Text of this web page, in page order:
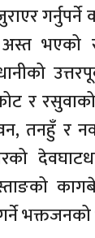
गर्नुपर्ने
भएको
र
तनहुँ र
गर्ने